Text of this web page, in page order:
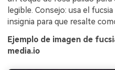
legible. Consejo: usa el
insignia para que resalte
Ejemplo de imagen de
media.io